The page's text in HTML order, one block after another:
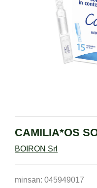
CAMILIA*OS
BOIRON Srl
minsan: 045949017